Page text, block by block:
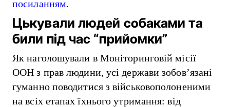
посиланням.
Цькували людей собаками та
били під час “прийомки”
Як наголошували в Моніторинговій місії
ООН з прав людини, усі держави зобов’язані
гуманно поводитися з військовополоненими
на всіх етапах їхнього утримання: від